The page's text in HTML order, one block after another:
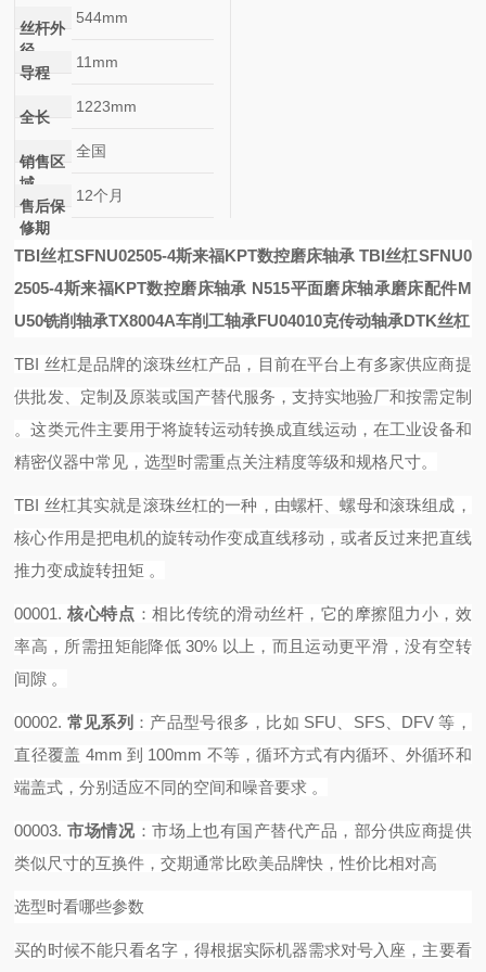
丝杆外
径
544mm
导程
11mm
全长
1223mm
销售区
域
全国
售后保
修期
12个月
TBI丝杠SFNU02505-4斯来福KPT数控磨床轴承 TBI丝杠SFNU0
2505-4斯来福KPT数控磨床轴承 N515平面磨床轴承磨床配件M
U50铣削轴承TX8004A车削工轴承FU04010克传动轴承DTK丝杠
TBI 丝杠是品牌的滚珠丝杠产品，目前在平台上有多家供应商提
供批发、定制及原装或国产替代服务，支持实地验厂和按需定制
。这类元件主要用于将旋转运动转换成直线运动，在工业设备和
精密仪器中常见，选型时需重点关注精度等级和规格尺寸。
TBI 丝杠其实就是滚珠丝杠的一种，由螺杆、螺母和滚珠组成，
核心作用是把电机的旋转动作变成直线移动，或者反过来把直线
推力变成旋转扭矩 。‌‌‌
00001. 核心特点 ‌：相比传统的滑动丝杆，它的摩擦阻力小，效
率高，所需扭矩能降低 30% 以上，而且运动更平滑，没有空转
间隙 。
00002. 常见系列 ‌：产品型号很多，比如 SFU、SFS、DFV 等，
直径覆盖 4mm 到 100mm 不等，循环方式有内循环、外循环和
端盖式，分别适应不同的空间和噪音要求 。
00003. 市场情况 ‌：市场上也有国产替代产品，部分供应商提供
类似尺寸的互换件，交期通常比欧美品牌快，性价比相对高
选型时看哪些参数
买的时候不能只看名字，得根据实际机器需求对号入座，主要看